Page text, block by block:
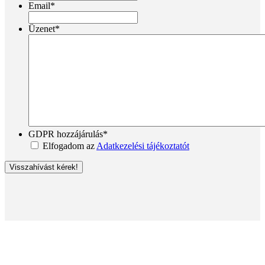
Email*
Üzenet*
GDPR hozzájárulás*
Elfogadom az Adatkezelési tájékoztatót
Visszahívást kérek!